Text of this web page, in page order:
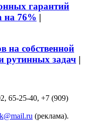
гарантий
на 76% |
на собственной
рутинных задач |
65-25-40, +7 (909)
(реклама).